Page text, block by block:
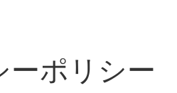
ーポリシー